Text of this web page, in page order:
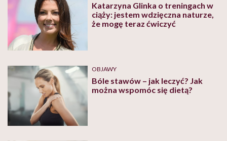
Katarzyna Glinka o treningach w
ciąży: jestem wdzięczna naturze,
że mogę teraz ćwiczyć
OBJAWY
Bóle stawów – jak leczyć? Jak
można wspomóc się dietą?